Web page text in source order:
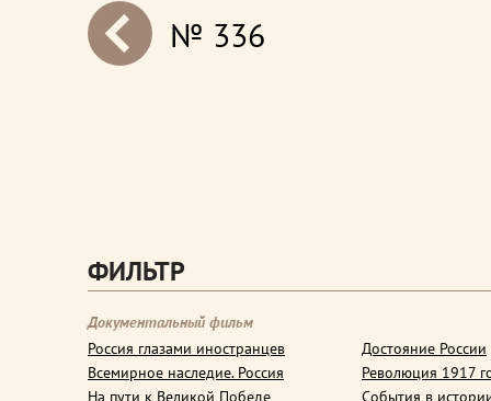
next№ 336
ФИЛЬТР
Документальный фильм
Россия глазами иностранцев
Всемирное наследие. Россия
На пути к Великой Победе
Достояние России
Революция 1917
События в